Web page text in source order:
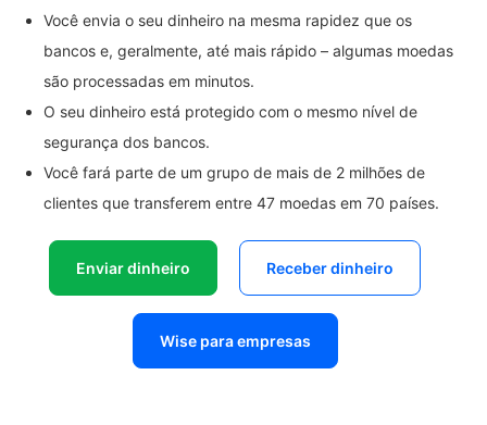
Você envia o seu dinheiro na mesma rapidez que os
bancos e, geralmente, até mais rápido – algumas moedas
são processadas em minutos.
O seu dinheiro está protegido com o mesmo nível de
segurança dos bancos.
Você fará parte de um grupo de mais de 2 milhões de
clientes que transferem entre 47 moedas em 70 países.
Enviar dinheiro Receber dinheiro
Wise para empresas